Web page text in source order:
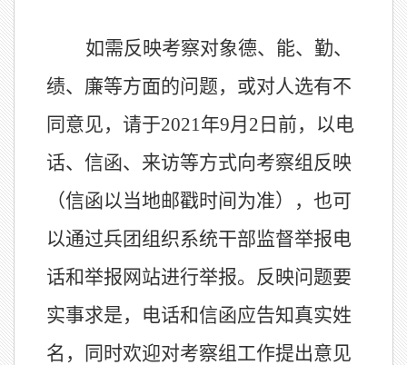
如需反映考察对象德、能、勤、
绩、廉等方面的问题，或对人选有不
同意见，请于2021年9月 2 日前，以电
话、信函、来访等方式向考察组反映
（信函以当地邮戳时间为准），也可
以通过兵团组织系统干部监督举报电
话和举报网站进行举报。反映问题要
实事求是，电话和信函应告知真实姓
名，同时欢迎对考察组工作提出意见